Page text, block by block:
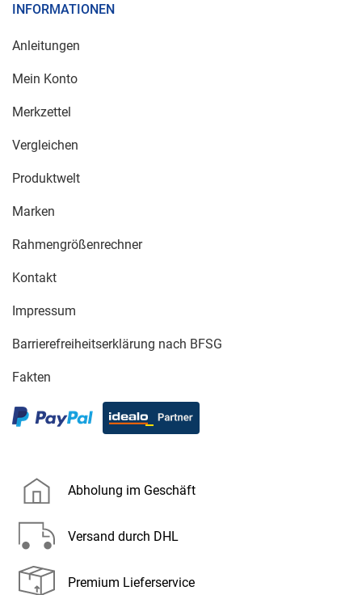
INFORMATIONEN
Anleitungen
Mein Konto
Merkzettel
Vergleichen
Produktwelt
Marken
Rahmengrößenrechner
Kontakt
Impressum
Barrierefreiheitserklärung nach BFSG
Fakten
Abholung im Geschäft
Versand durch DHL
Premium Lieferservice